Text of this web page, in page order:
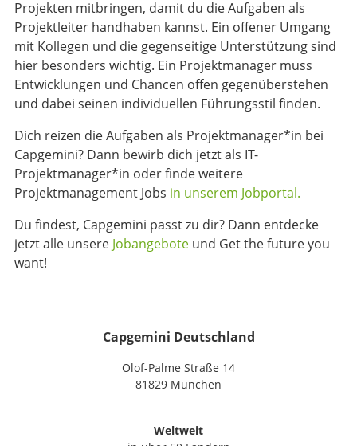
Projekten mitbringen, damit du die Aufgaben als
Projektleiter handhaben kannst. Ein offener Umgang
mit Kollegen und die gegenseitige Unterstützung sind
hier besonders wichtig. Ein Projektmanager muss
Entwicklungen und Chancen offen gegenüberstehen
und dabei seinen individuellen Führungsstil finden.
Dich reizen die Aufgaben als Projektmanager*in bei
Capgemini? Dann bewirb dich jetzt als IT-
Projektmanager*in oder finde weitere
Projektmanagement Jobs in unserem Jobportal.
Du findest, Capgemini passt zu dir? Dann entdecke
jetzt alle unsere Jobangebote und Get the future you
want!
Capgemini Deutschland
Olof-Palme Straße 14
81829 München
Weltweit